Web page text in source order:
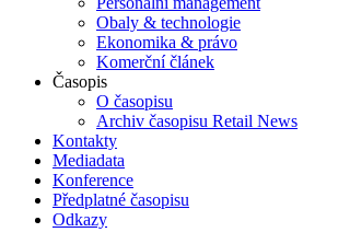
Obaly & technologie
Ekonomika & právo
Komerční článek
Časopis
O časopisu
Archiv časopisu Retail News
Kontakty
Mediadata
Konference
Předplatné časopisu
Odkazy